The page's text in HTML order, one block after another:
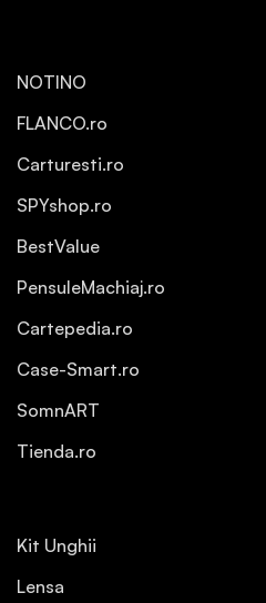
NOTINO
FLANCO.ro
Carturesti.ro
SPYshop.ro
BestValue
PensuleMachiaj.ro
Cartepedia.ro
Case-Smart.ro
SomnART
Tienda.ro
Kit Unghii
Lensa